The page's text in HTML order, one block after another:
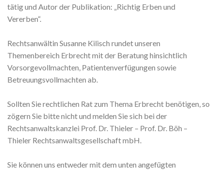
tätig und Autor der Publikation: „Richtig Erben und
Vererben“.
Rechtsanwältin Susanne Kilisch rundet unseren
Themenbereich Erbrecht mit der Beratung hinsichtlich
Vorsorgevollmachten, Patientenverfügungen sowie
Betreuungsvollmachten ab.
Sollten Sie rechtlichen Rat zum Thema Erbrecht benötigen, so
zögern Sie bitte nicht und melden Sie sich bei der
Rechtsanwaltskanzlei Prof. Dr. Thieler – Prof. Dr. Böh –
Thieler Rechtsanwaltsgesellschaft mbH.
Sie können uns entweder mit dem unten angefügten